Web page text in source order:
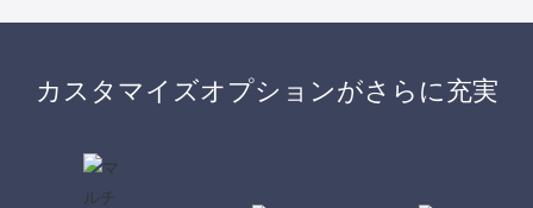
カスタマイズオプションがさらに充実